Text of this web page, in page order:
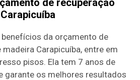
benefícios da orçamento de
Carapicuíba, entre em
pisos. Ela tem 7 anos de
garante os melhores resultados